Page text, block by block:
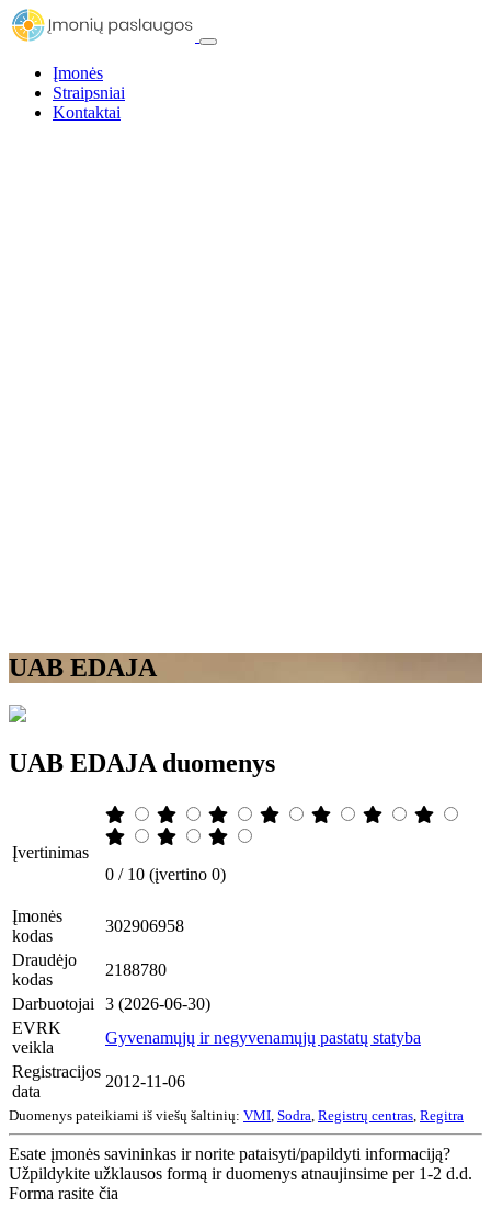
Įmonės
Straipsniai
Kontaktai
UAB EDAJA
UAB EDAJA duomenys
Įvertinimas
0 / 10 (įvertino 0)
Įmonės
kodas
302906958
Draudėjo
kodas
2188780
Darbuotojai
3 (2026-06-30)
EVRK
veikla
Gyvenamųjų ir negyvenamųjų pastatų statyba
Registracijos
data
2012-11-06
Duomenys pateikiami iš viešų šaltinių: VMI Sodra Registrų centras Regitra
Esate įmonės savininkas ir norite pataisyti/papildyti informaciją?
Užpildykite užklausos formą ir duomenys atnaujinsime per 1-2 d.d.
Forma rasite čia